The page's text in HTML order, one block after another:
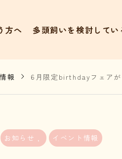
方へ 多頭飼いを検討してい
報 6月限定birthdayフェアが
お知らせ イベント情報